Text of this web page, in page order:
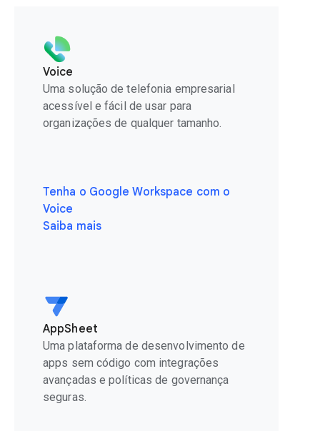
Voice
Uma solução de telefonia empresarial
acessível e fácil de usar para
organizações de qualquer tamanho.
Tenha o Google Workspace com o
Voice
Saiba mais
AppSheet
Uma plataforma de desenvolvimento de
apps sem código com integrações
avançadas e políticas de governança
seguras.